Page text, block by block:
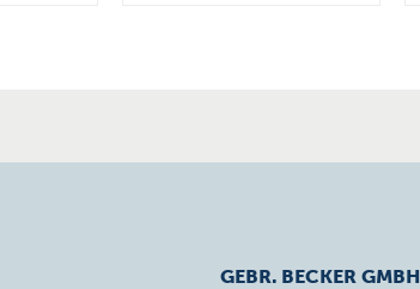
GEBR. BECKER GMBH